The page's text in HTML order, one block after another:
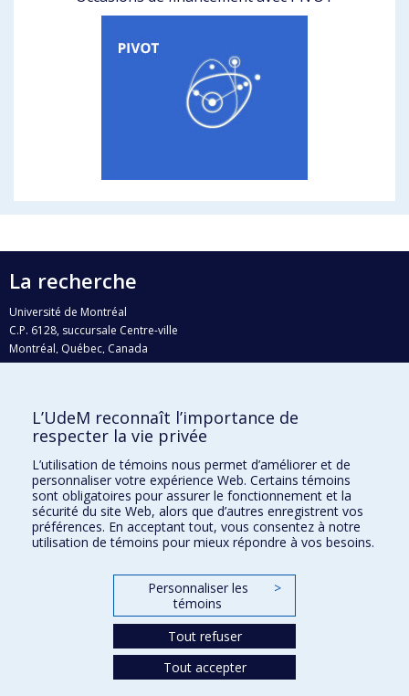
La recherche
Université de Montréal
C.P. 6128, succursale Centre-ville
Montréal, Québec, Canada
H3C 3J7
Qui fait quoi?
Nous trouver
Plan du site
Accessibilité
L’UdeM reconnaît l’importance de
respecter la vie privée
L’utilisation de témoins nous permet d’améliorer et de
personnaliser votre expérience Web. Certains témoins
sont obligatoires pour assurer le fonctionnement et la
sécurité du site Web, alors que d’autres enregistrent vos
préférences. En acceptant tout, vous consentez à notre
utilisation de témoins pour mieux répondre à vos besoins.
Personnaliser les
témoins
>
Tout refuser
Tout accepter